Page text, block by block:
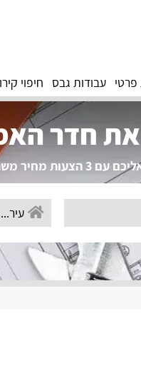
פרטי עבודות גבס חיפוי
חדר
במיוחד!